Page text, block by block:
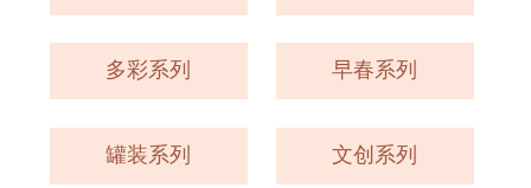
多彩系列 早春系列
罐装系列 文创系列